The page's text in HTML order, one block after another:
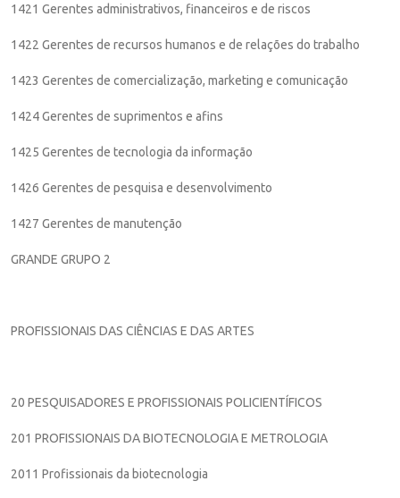
1421 Gerentes administrativos, financeiros e de riscos
1422 Gerentes de recursos humanos e de relações do trabalho
1423 Gerentes de comercialização, marketing e comunicação
1424 Gerentes de suprimentos e afins
1425 Gerentes de tecnologia da informação
1426 Gerentes de pesquisa e desenvolvimento
1427 Gerentes de manutenção
GRANDE GRUPO 2
PROFISSIONAIS DAS CIÊNCIAS E DAS ARTES
20 PESQUISADORES E PROFISSIONAIS POLICIENTÍFICOS
201 PROFISSIONAIS DA BIOTECNOLOGIA E METROLOGIA
2011 Profissionais da biotecnologia